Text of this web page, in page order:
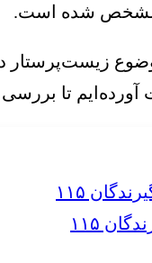
مشخص شده است.
زیست‌پرستار
تا بررسی
۱۱۵